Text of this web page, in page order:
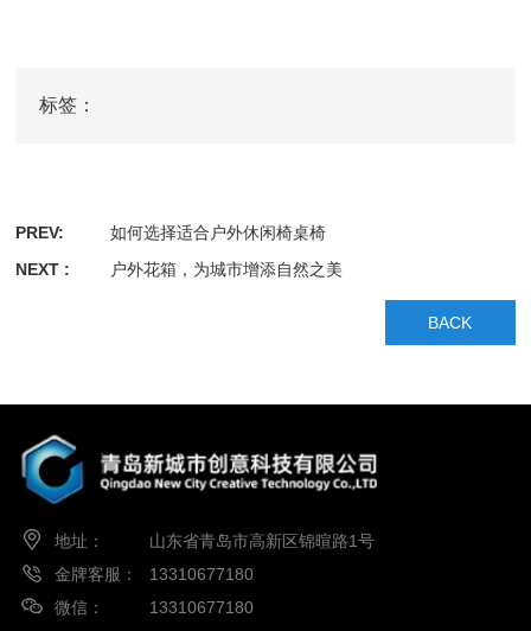
标签：
PREV:
如何选择适合户外休闲椅桌椅
NEXT :
户外花箱，为城市增添自然之美
BACK
地址：
山东省青岛市高新区锦暄路1号
金牌客服：
13310677180
微信：
13310677180